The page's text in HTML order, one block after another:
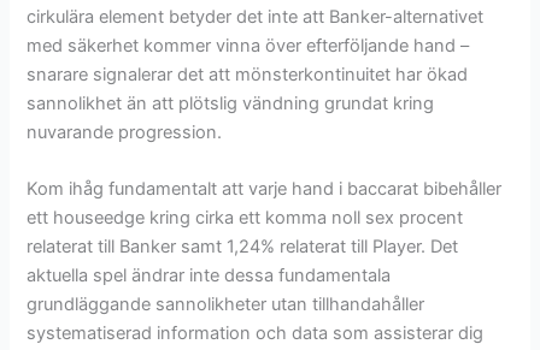
cirkulära element betyder det inte att Banker-alternativet
med säkerhet kommer vinna över efterföljande hand –
snarare signalerar det att mönsterkontinuitet har ökad
sannolikhet än att plötslig vändning grundat kring
nuvarande progression.
Kom ihåg fundamentalt att varje hand i baccarat bibehåller
ett houseedge kring cirka ett komma noll sex procent
relaterat till Banker samt 1,24% relaterat till Player. Det
aktuella spel ändrar inte dessa fundamentala
grundläggande sannolikheter utan tillhandahåller
systematiserad information och data som assisterar dig